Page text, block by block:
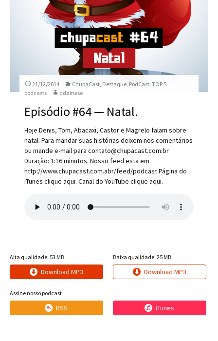
21/12/2014 ChupaCast, Destaque, PodCast,TOP 5
podcasts
ddainese
Episódio #64 — Natal.
Hoje Denis, Tom, Abacaxi, Castor e Magrelo falam sobre
natal. Para mandar suas histórias deixem nos comentários
ou mande e-mail para contato@chupacast.com.br
Duração: 1:16 minutos. Nosso feed esta em
http://www.chupacast.com.abr/feed/podcast Página do
iTunes clique aqui. Canal do YouTube clique aqui.
Alta qualidade: 53 MB
Download MP3
Baixa qualidade: 25 MB
Download MP3
Assine nosso podcast
RSS iTunes